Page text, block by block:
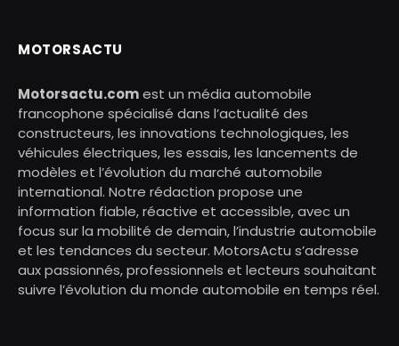
MOTORSACTU
Motorsactu.comest un média automobile
francophone spécialisé dans l’actualité des
constructeurs, les innovations technologiques, les
véhicules électriques, les essais, les lancements de
modèles et l’évolution du marché automobile
international. Notre rédaction propose une
information fiable, réactive et accessible, avec un
focus sur la mobilité de demain, l’industrie automobile
et les tendances du secteur. MotorsActu s’adresse
aux passionnés, professionnels et lecteurs souhaitant
suivre l’évolution du monde automobile en temps réel.